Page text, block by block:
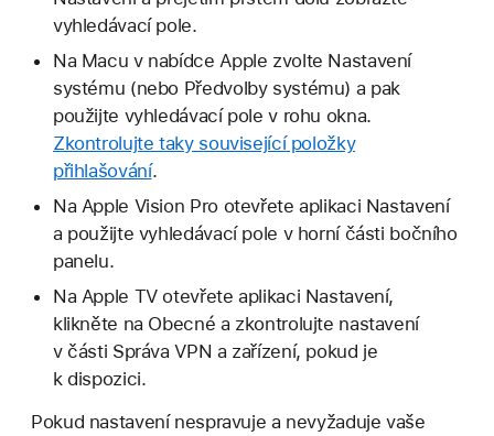
vyhledávací pole.
Na Macu v nabídce Apple zvolte Nastavení
systému (nebo Předvolby systému) a pak
použijte vyhledávací pole v rohu okna.
Zkontrolujte taky související položky
přihlašování.
Na Apple Vision Pro otevřete aplikaci Nastavení
a použijte vyhledávací pole v horní části bočního
panelu.
Na Apple TV otevřete aplikaci Nastavení,
klikněte na Obecné a zkontrolujte nastavení
v části Správa VPN a zařízení, pokud je
k dispozici.
Pokud nastavení nespravuje a nevyžaduje vaše